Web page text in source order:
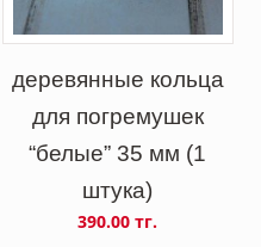
деревянные кольца
для погремушек
“белые” 35 мм (1
штука)
390.00 тг.